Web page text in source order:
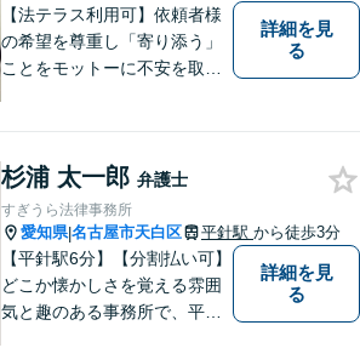
す。
【法テラス利用可】依頼者様
の希望を尊重し「寄り添う」
ことをモットーに不安を取り
添った対応が可能です。お気
軽にご相談ください。
詳細を見
る
杉浦 太一郎 弁護士
すぎうら法律事務所
愛知県|名古屋市天白区 平針駅 から徒歩3分
【平針駅6分】【分割払い可】
どこか懐かしさを覚える雰囲
気と趣のある事務所で、平針
詳細を見
る